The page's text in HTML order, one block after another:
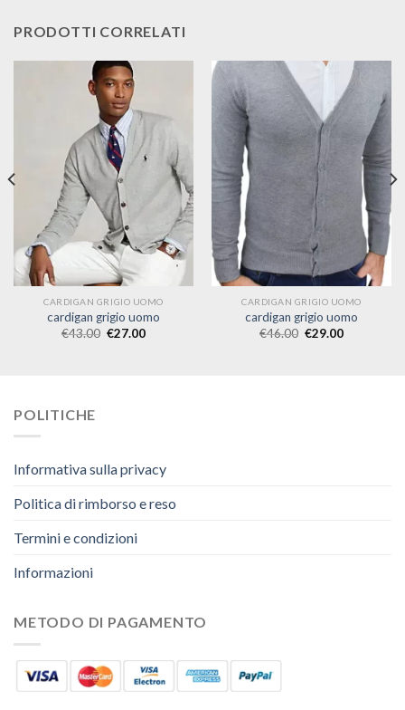
PRODOTTI CORRELATI
CARDIGAN GRIGIO UOMO
cardigan grigio uomo
€43.00 €27.00
CARDIGAN GRIGIO UOMO
cardigan grigio uomo
€46.00 €29.00
POLITICHE
Informativa sulla privacy
Politica di rimborso e reso
Termini e condizioni
Informazioni
METODO DI PAGAMENTO